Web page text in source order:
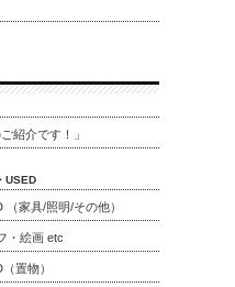
紹介です！」
USED
（家具/照明/その他）
・絵画 etc
置物）